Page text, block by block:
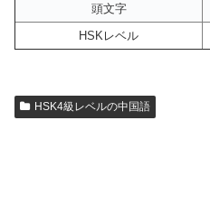
頭文字
HSKレベル
HSK4級レベルの中国語